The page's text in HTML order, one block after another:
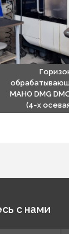
MAHO DMG
(4-х
c нами